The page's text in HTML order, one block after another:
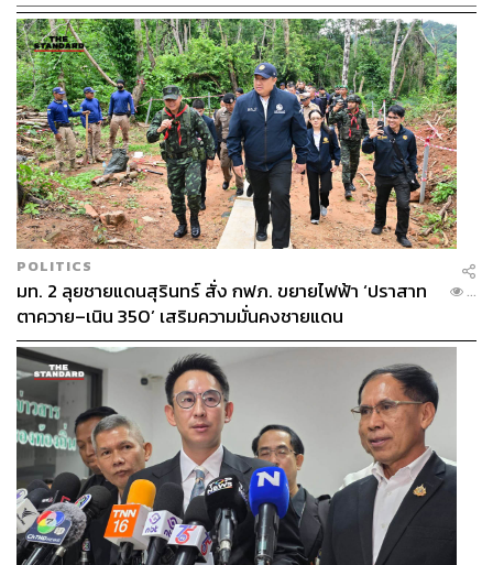
POLITICS
มท. 2 ลุยชายแดนสุรินทร์ สั่ง กฟภ. ขยายไฟฟ้า ‘ปราสาท
ตาควาย–เนิน 350’ เสริมความมั่นคงชายแดน
...